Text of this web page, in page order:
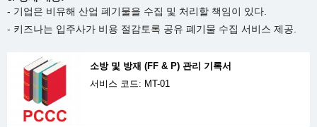
- 기업은 비유해 산업 폐기물을 수집 및 처리할 책임이 있다.
- 키즈나는 입주사가 비용 절감토록 공유 폐기물 수집 서비스 제공.
소방 및 방재 (FF & P) 관리 기록서
서비스 코드: MT-01